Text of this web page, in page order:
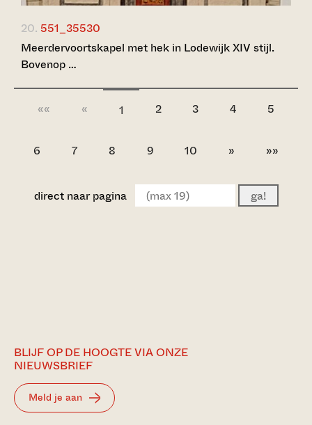
20. 551_35530
Meerdervoortskapel met hek in Lodewijk XIV stijl.
Bovenop …
«« « 1 2 3 4 5
6 7 8 9 10 » »»
direct naar pagina ga!
BLIJF OP DE HOOGTE VIA ONZE
NIEUWSBRIEF
Meld je aan